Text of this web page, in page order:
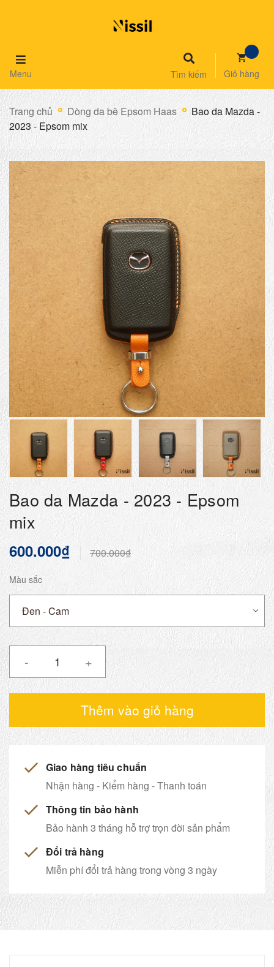
Menu Tìm kiếm Giỏ hàng
Trang chủ Dòng da bê Epsom Haas
Bao da Mazda -
2023 - Epsom mix
Bao da Mazda - 2023 - Epsom
mix
600.000₫ 700.000₫
Màu sắc
- +
Thêm vào giỏ hàng
Giao hàng tiêu chuẩn
Nhận hàng - Kiểm hàng - Thanh toán
Thông tin bảo hành
Bảo hành 3 tháng hỗ trợ trọn đời sản phẩm
Đổi trả hàng
Miễn phí đổi trả hàng trong vòng 3 ngày